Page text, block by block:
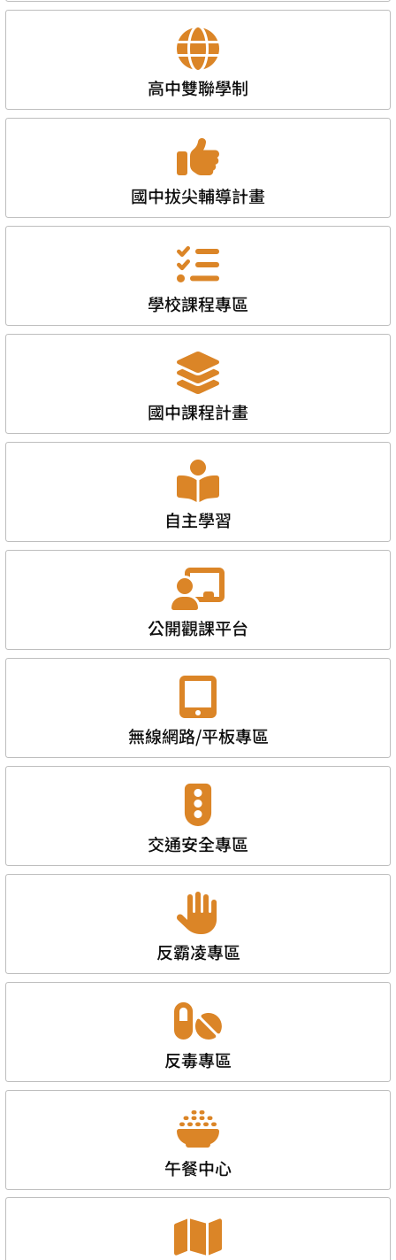
高中雙聯學制
國中拔尖輔導計畫
學校課程專區
國中課程計畫
自主學習
公開觀課平台
無線網路/平板專區
交通安全專區
反霸凌專區
反毒專區
午餐中心